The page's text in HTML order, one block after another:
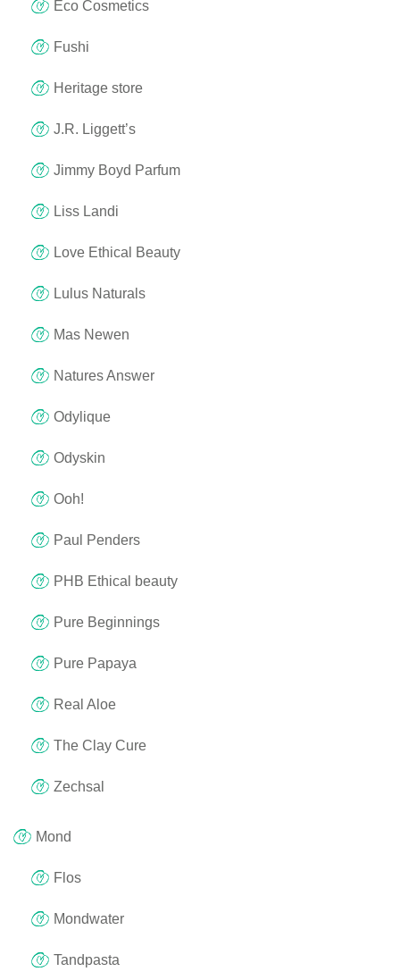
Eco Cosmetics
Fushi
Heritage store
J.R. Liggett’s
Jimmy Boyd Parfum
Liss Landi
Love Ethical Beauty
Lulus Naturals
Mas Newen
Natures Answer
Odylique
Odyskin
Ooh!
Paul Penders
PHB Ethical beauty
Pure Beginnings
Pure Papaya
Real Aloe
The Clay Cure
Zechsal
Mond
Flos
Mondwater
Tandpasta